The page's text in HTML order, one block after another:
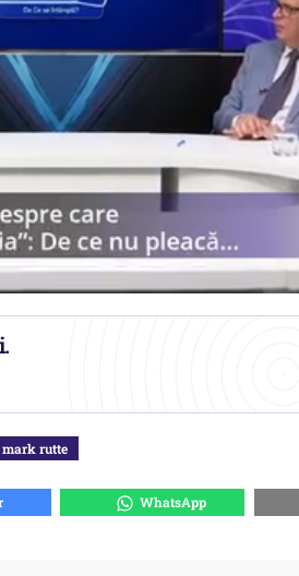
mark rutte
WhatsApp